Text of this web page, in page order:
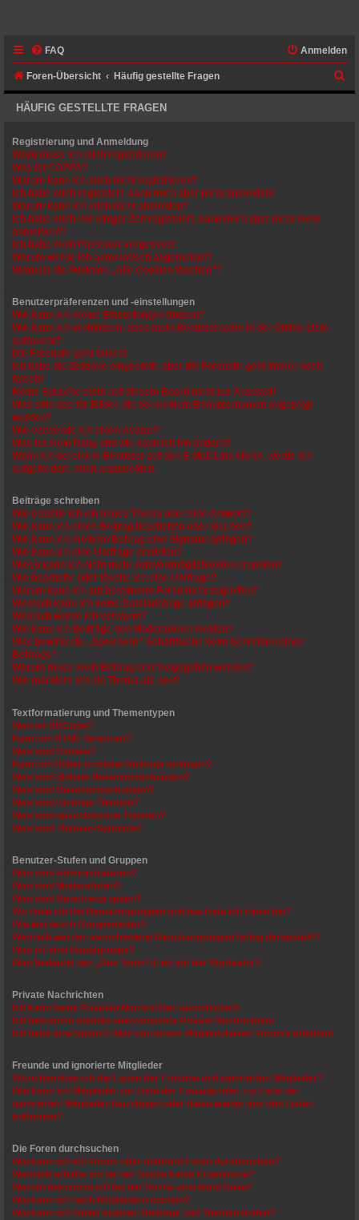
FAQ Anmelden
Foren-Übersicht Häufig gestellte Fragen
u
HÄUFIG GESTELLTE FRAGEN
Registrierung und Anmeldung
Wozu muss ich mich registrieren?
Was ist COPPA?
Warum kann ich mich nicht registrieren?
Ich habe mich registriert, kann mich aber nicht anmelden!
Warum kann ich mich nicht anmelden?
Ich habe mich vor einiger Zeit registriert, kann mich aber nicht mehr
anmelden?!
Ich habe mein Passwort vergessen!
Warum werde ich automatisch abgemeldet?
Wozu ist die Funktion „Alle Cookies löschen“?
Benutzerpräferenzen und -einstellungen
Wie kann ich meine Einstellungen ändern?
Wie kann ich verhindern, dass mein Benutzername in der Online-Liste
auftaucht?
Die Forenuhr geht falsch!
Ich habe die Zeitzone eingestellt, aber die Forenuhr geht immer noch
falsch!
Meine Sprache steht auf diesem Board nicht zur Auswahl!
Was sind das für Bilder, die bei meinem Benutzernamen angezeigt
werden?
Wie verwende ich einen Avatar?
Was ist mein Rang und wie kann ich ihn ändern?
Wenn ich bei einem Benutzer auf den E-Mail-Link klicke, werde ich
aufgefordert, mich anzumelden.
Beiträge schreiben
Wie erstelle ich ein neues Thema oder eine Antwort?
Wie kann ich einen Beitrag bearbeiten oder löschen?
Wie kann ich meinem Beitrag eine Signatur anfügen?
Wie kann ich eine Umfrage erstellen?
Wieso kann ich nicht mehr Antwortmöglichkeiten erstellen?
Wie bearbeite oder lösche ich eine Umfrage?
Warum kann ich auf bestimmte Foren nicht zugreifen?
Weshalb kann ich keine Dateianhänge anfügen?
Weshalb wurde ich verwarnt?
Wie kann ich Beiträge den Moderatoren melden?
Was bewirkt die „Speichern“-Schaltfläche beim Schreiben eines
Beitrags?
Warum muss mein Beitrag erst freigegeben werden?
Wie markiere ich ein Thema als neu?
Textformatierung und Thementypen
Was ist BBCode?
Kann ich HTML benutzen?
Was sind Smilies?
Kann ich Bilder in meine Beiträge einfügen?
Was sind globale Bekanntmachungen?
Was sind Bekanntmachungen?
Was sind wichtige Themen?
Was sind geschlossene Themen?
Was sind Themen-Symbole?
Benutzer-Stufen und Gruppen
Was sind Administratoren?
Was sind Moderatoren?
Was sind Benutzergruppen?
Wo finde ich die Benutzergruppen und wie trete ich ihnen bei?
Wie werde ich Gruppenleiter?
Weshalb werden verschiedene Benutzergruppen farbig dargestellt?
Was ist eine Hauptgruppe?
Was bedeutet der „Das Team“-Link auf der Startseite?
Private Nachrichten
Ich kann keine Privaten Nachrichten verschicken!
Ich bekomme ständig unerwünschte Private Nachrichten!
Ich habe eine Spam-E-Mail von einem Mitglied dieses Forums erhalten!
Freunde und ignorierte Mitglieder
Wozu benötige ich die Listen der Freunde und ignorierten Mitglieder?
Wie kann ich Mitglieder zur Liste der Freunde oder zur Liste der
ignorierten Mitglieder hinzufügen oder diese wieder aus den Listen
entfernen?
Die Foren durchsuchen
Wie kann ich ein Forum oder mehrere Foren durchsuchen?
Weshalb erhalte ich bei der Suche keine Ergebnisse?
Warum bekomme ich bei der Suche eine leere Seite?
Wie kann ich nach Mitgliedern suchen?
Wie kann ich meine eigenen Beiträge und Themen finden?